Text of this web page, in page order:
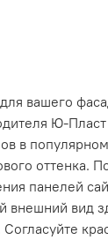
вашего
Ю-
в
оттенка.
панелей
внешний вид